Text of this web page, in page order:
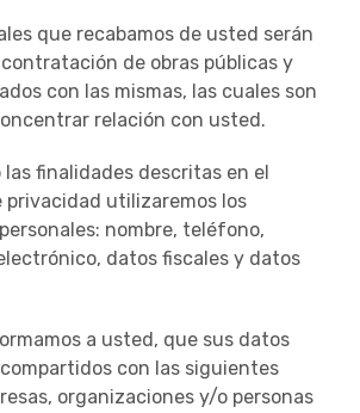
que recabamos de usted serán
de obras públicas y
con las mismas, las cuales son
relación con usted.
las finalidades descritas en el
privacidad utilizaremos los
nombre, teléfono,
datos fiscales y datos
a usted, que sus datos
con las siguientes
organizaciones y/o personas